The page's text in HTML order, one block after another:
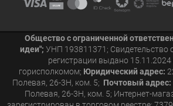
Общество с ограниченной
идеи"; УНП 193811371; Свидетельство
регистрации выдано
горисполкомом; Юридический адрес:
Полевая, 26-3Н, ком. 5; Почтовый адрес:
Полевая, 26-3Н, ком. 5; Интернет-